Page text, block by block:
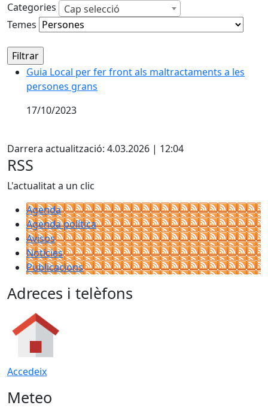
Categories
Cap selecció
Temes
Guia Local per fer front als maltractaments a les
persones grans
17/10/2023
Darrera actualització: 4.03.2026 | 12:04
RSS
L'actualitat a un clic
Agenda
Agenda política
Avisos
Notícies
Publicacions
Adreces i telèfons
Accedeix
Meteo